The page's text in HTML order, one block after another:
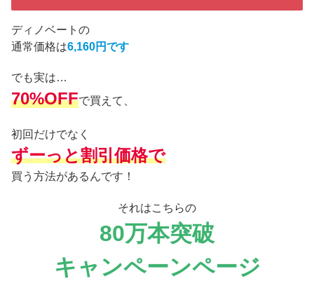
ディノベートの
通常価格は6,160円です
でも実は…
70%OFFで買えて、
初回だけでなく
ずーっと割引価格で
買う方法があるんです！
それはこちらの
80万本突破
キャンペーンページ